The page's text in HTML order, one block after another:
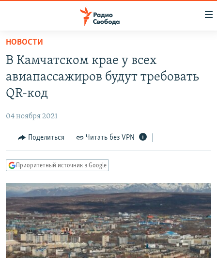
упрощенного
доступа
основному
Вернутся
Вернутся
поиску
АВТОРСКИЕ ПРОЕКТЫ
МНЕНИЯ
КУЛЬТУРА
КАВКАЗ.РЕАЛИИ
СЕВЕР.РЕАЛИИ
СИБИРЬ.РЕАЛИИ
РАСПИСАНИЕ ВЕЩАНИЯ
ПОДПИШИТЕСЬ НА РАССЫЛКУ
НОВОСТИ
В Камчатском крае у всех
авиапассажиров будут требовать
QR-код
04 ноября 2021
Поделиться Читать без VPN
Приоритетный источник в Google